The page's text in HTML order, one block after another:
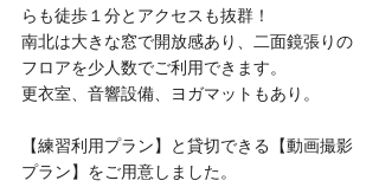
らも徒歩１分とアクセスも抜群！
南北は大きな窓で開放感あり、二面鏡張りの
フロアを少人数でご利用できます。
更衣室、音響設備、ヨガマットもあり。
【練習利用プラン】と貸切できる【動画撮影
プラン】をご用意しました。